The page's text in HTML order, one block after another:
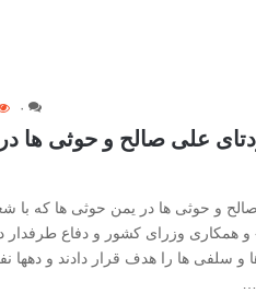
۰
علی صالح و حوثی ها در
و حوثی ها در یمن حوثی ها که با
همکاری وزرای کشور و دفاع طرفدار
و سلفی ها را هدف قرار دادند و دهها